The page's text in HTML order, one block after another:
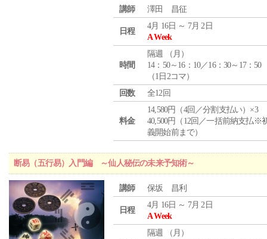
講師 澤田 昌征
日程
4月 16日 ～ 7月 2日
A Week
時間
隔週 （ 月 ）
14：50～16：10／16：30～17：50
（1日2コマ）
回数
全12回
料金
14,580円（4回／分割支払い）×3
40,500円（12回／一括前納支払※
義開始前まで）
断易（五行易）入門編 ～仙人秘伝の未来予知術～
講師 保坂 昌利
日程
4月 16日 ～ 7月 2日
A Week
隔週 （ 月 ）